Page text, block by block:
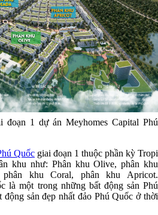
đoạn 1 dự án Meyhomes Capital Phú
Quốc giai đoạn 1 thuộc phần kỳ Tropi
khu như: Phân khu Olive, phân khu
khu Coral, phân khu Apricot.
là một trong những bất động sản Phú
sản đẹp nhất đảo Phú Quốc ở thời